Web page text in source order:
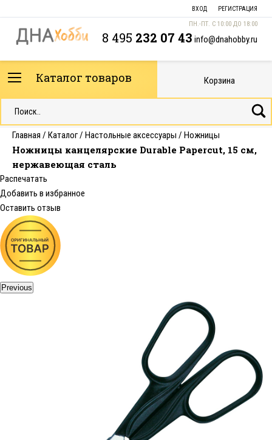
ВХОД РЕГИСТРАЦИЯ
ПН.-ПТ. С 10:00 ДО 18:00
8 495 232 07 43 info@dnahobby.ru
Каталог товаров Корзина
Главная / Каталог/ Настольные аксессуары / Ножницы
Ножницы канцелярские Durable Papercut, 15 см,
нержавеющая сталь
Распечатать
Добавить в избранное
Оставить отзыв
Previous